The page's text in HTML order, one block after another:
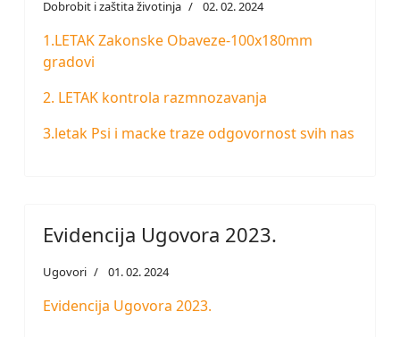
Dobrobit i zaštita životinja 02. 02. 2024
1.LETAK Zakonske Obaveze-100x180mm
gradovi
2. LETAK kontrola razmnozavanja
3.letak Psi i macke traze odgovornost svih nas
Evidencija Ugovora 2023.
Ugovori 01. 02. 2024
Evidencija Ugovora 2023.